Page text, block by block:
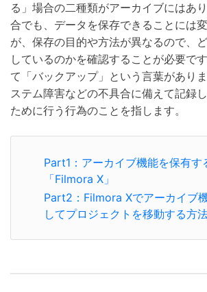
る」場合の二種類がアーカイブにはあ
合でも、データを保存できることには
が、保存の目的や方法が異なるので、
しているのかを確認することが必要で
て「バックアップ」という言葉があり
ステム障害などの不具合に備えて記録
ために行う行為のことを指します。
Part1：アーカイブ機能を保有す
「Filmora X」
Part2：Filmora Xでアーカイブ
してプロジェクトを移動する方